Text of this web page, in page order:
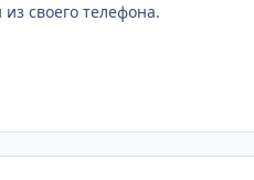
своего телефона.